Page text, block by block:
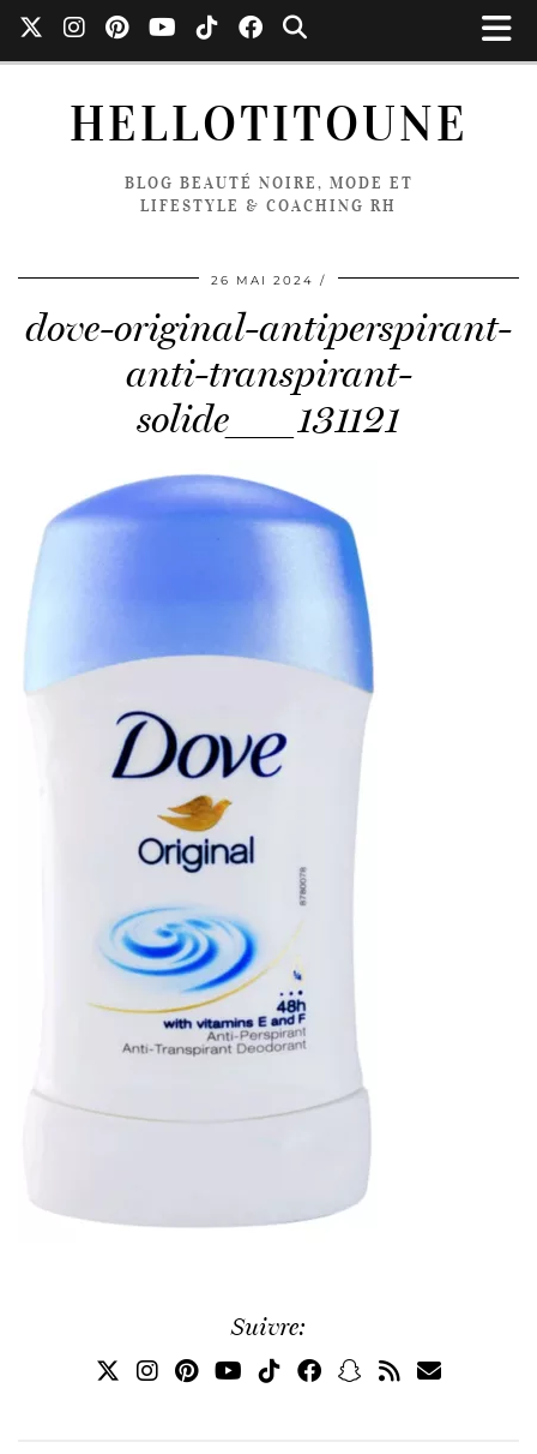
HELLOTITOUNE
BLOG BEAUTÉ NOIRE, MODE ET
LIFESTYLE & COACHING RH
26 MAI 2024
dove-original-antiperspirant-
anti-transpirant-
solide___131121
Suivre: